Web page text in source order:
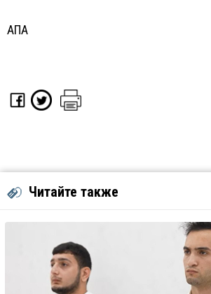
АПА
Читайте также